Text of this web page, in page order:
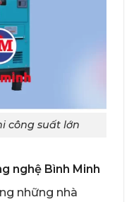
công suất lớn
nghệ Bình Minh
những nhà